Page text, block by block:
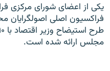
یکی از اعضای شورای مرکزی
فراکسیون اصلی
مجلس ارائه شده است.